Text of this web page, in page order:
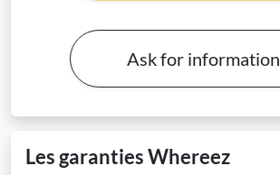
Ask for information
Les garanties Whereez